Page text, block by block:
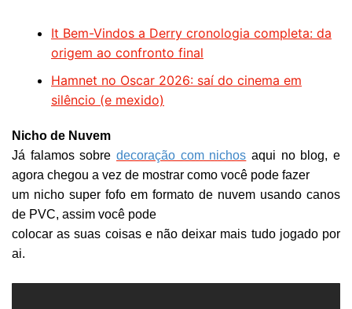
It Bem-Vindos a Derry cronologia completa: da
origem ao confronto final
Hamnet no Oscar 2026: saí do cinema em
silêncio (e mexido)
Nicho de Nuvem
Já falamos sobre decoração com nichos aqui no blog, e
agora chegou a vez de mostrar como você pode fazer
um nicho super fofo em formato de nuvem usando canos
de PVC, assim você pode
colocar as suas coisas e não deixar mais tudo jogado por
ai.